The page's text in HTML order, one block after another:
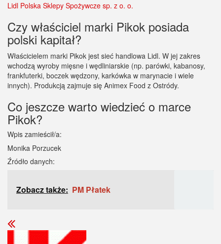
Lidl Polska Sklepy Spożywcze sp. z o. o.
Czy właściciel marki Pikok posiada
polski kapitał?
Właścicielem marki Pikok jest sieć handlowa Lidl. W jej zakres
wchodzą wyroby mięsne i wędliniarskie (np. parówki, kabanosy,
frankfuterki, boczek wędzony, karkówka w marynacie i wiele
innych). Produkcją zajmuje się Animex Food z Ostródy.
Co jeszcze warto wiedzieć o marce
Pikok?
Wpis zamieścił/a:
Monika Porzucek
Źródło danych:
Zobacz także: PM Płatek